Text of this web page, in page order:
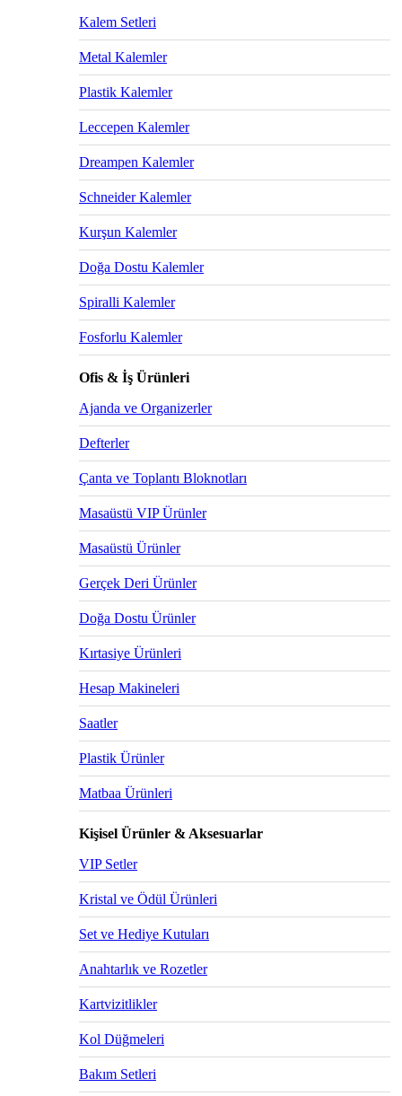
Kalem Setleri
Metal Kalemler
Plastik Kalemler
Leccepen Kalemler
Dreampen Kalemler
Schneider Kalemler
Kurşun Kalemler
Doğa Dostu Kalemler
Spiralli Kalemler
Fosforlu Kalemler
Ofis & İş Ürünleri
Ajanda ve Organizerler
Defterler
Çanta ve Toplantı Bloknotları
Masaüstü VIP Ürünler
Masaüstü Ürünler
Gerçek Deri Ürünler
Doğa Dostu Ürünler
Kırtasiye Ürünleri
Hesap Makineleri
Saatler
Plastik Ürünler
Matbaa Ürünleri
Kişisel Ürünler & Aksesuarlar
VIP Setler
Kristal ve Ödül Ürünleri
Set ve Hediye Kutuları
Anahtarlık ve Rozetler
Kartvizitlikler
Kol Düğmeleri
Bakım Setleri